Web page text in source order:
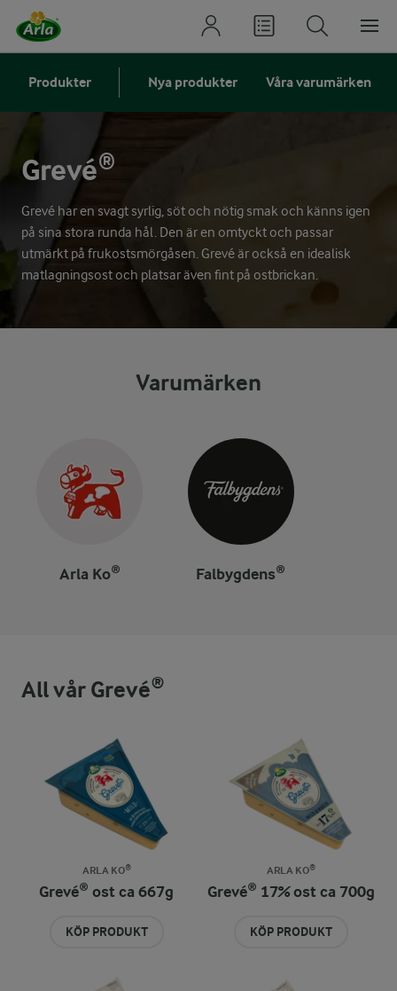
Produkter Nya produkter Våra varumärken
Grevé®
Grevé har en svagt syrlig, söt och nötig smak och känns igen
på sina stora runda hål. Den är en omtyckt och passar
utmärkt på frukostsmörgåsen. Grevé är också en idealisk
matlagningsost och platsar även fint på ostbrickan.
Varumärken
Arla Ko® Falbygdens®
All vår Grevé®
ARLA KO®
Grevé® ost ca 667g
KÖP PRODUKT
ARLA KO®
Grevé® 17% ost ca 700g
KÖP PRODUKT